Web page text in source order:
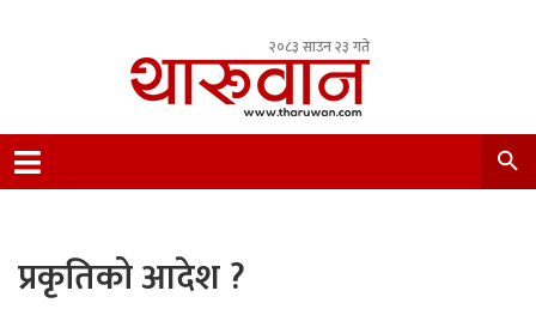
२०८३ साउन २३ गते
Nepal.
प्रकृतिको आदेश ?